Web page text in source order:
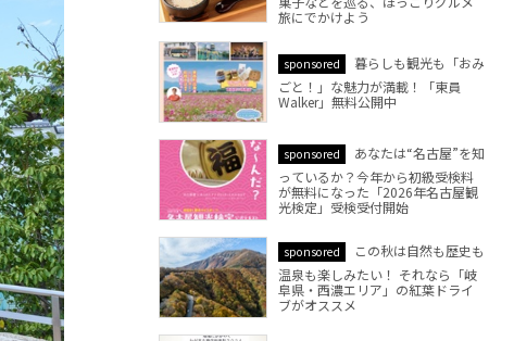
旅にでかけよう
sponsored
暮らしも観光も「おみ
ごと！」な魅力が満載！「東員
Walker」無料公開中
sponsored
あなたは“名古屋”を知
っているか？今年から初級受検料
が無料になった「2026年名古屋観
光検定」受検受付開始
sponsored
この秋は自然も歴史も
温泉も楽しみたい！ それなら「岐
阜県・西濃エリア」の紅葉ドライ
ブがオススメ